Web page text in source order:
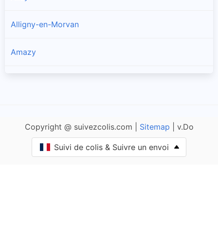
Alligny-en-Morvan
Amazy
Anthien
Copyright @ suivezcolis.com | Sitemap | v.Do
Suivi de colis & Suivre un envoi